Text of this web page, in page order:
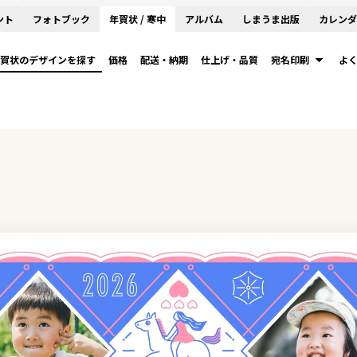
ト フォトブック 年賀状 / 寒中 アルバム しまうま出版 カレン
状のデザインを探す 価格 配送・納期 仕上げ・品質 宛名印刷 よ